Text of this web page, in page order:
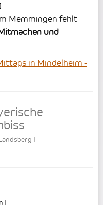
]
Memmingen fehlt
und
in Mindelheim -
Landsberg ]
]